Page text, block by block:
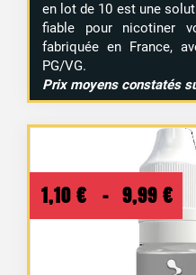
en lot de 10 est une
fiable pour nicotiner
fabriquée en France,
PG/VG.
Prix moyens constatés
1,10 € – 9,99 €